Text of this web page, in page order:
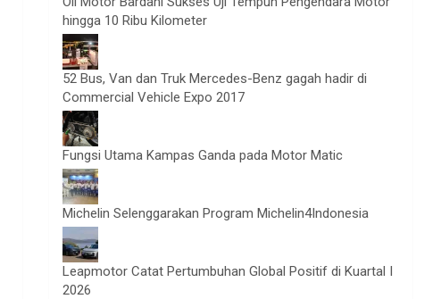
hingga 10 Ribu Kilometer
52 Bus, Van dan Truk Mercedes-Benz gagah hadir di
Commercial Vehicle Expo 2017
Fungsi Utama Kampas Ganda pada Motor Matic
Michelin Selenggarakan Program Michelin4Indonesia
Leapmotor Catat Pertumbuhan Global Positif di Kuartal I
2026